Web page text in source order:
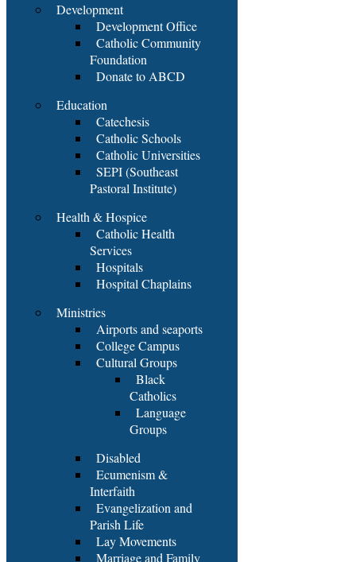
Development
Development Office
Catholic Community
Foundation
Donate to ABCD
Education
Catechesis
Catholic Schools
Catholic Universities
SEPI (Southeast
Pastoral Institute)
Health & Hospice
Catholic Health
Services
Hospitals
Hospital Chaplains
Ministries
Airports and seaports
College Campus
Cultural Groups
Black
Catholics
Language
Groups
Disabled
Ecumenism &
Interfaith
Evangelization and
Parish Life
Lay Movements
Marriage and Family